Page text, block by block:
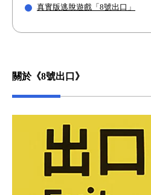
真實版逃脫遊戲「8號出口」
關於《8號出口》